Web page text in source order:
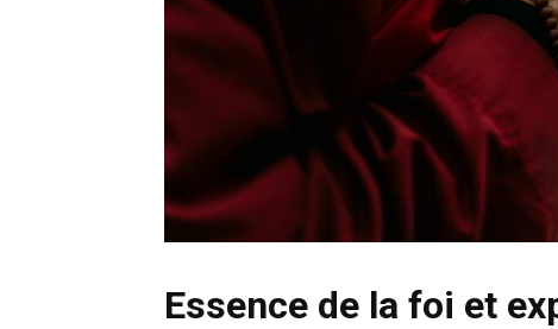
Essence de la foi et